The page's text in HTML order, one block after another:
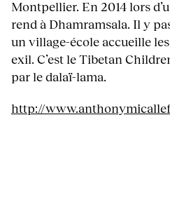
Montpellier. En 2014 lors
rend à Dhamramsala. Il y
un village-école accueille
exil. C’est le Tibetan
par le dalaï-lama.
http://